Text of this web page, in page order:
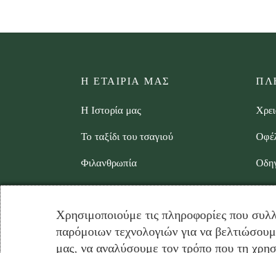
Η ΕΤΑΙΡΙΑ ΜΑΣ
Η Ιστορία μας
Το ταξίδι του τσαγιού
Φιλανθρωπία
Στοιχεία Επικοινωνίας
B2B Partners – Συνεργάτες
χονδρικής
Χρησιμοποιούμε τις πληροφορίες που
παρόμοιων τεχνολογιών για να
μας, να αναλύσουμε τον τρόπο που τη